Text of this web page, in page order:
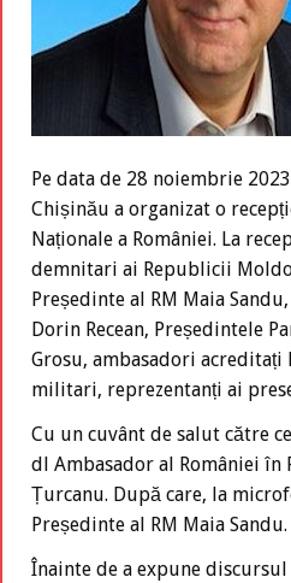
Pe data de 28 noiembrie
Chișinău a organizat o
Naționale a României. La
demnitari ai Republicii
Președinte al RM Maia
Dorin Recean, Președintele
Grosu, ambasadori
militari, reprezentanți ai
Cu un cuvânt de salut către
dl Ambasador al României în
Țurcanu. După care, la
Președinte al RM Maia Sandu.
Înainte de a expune discursul